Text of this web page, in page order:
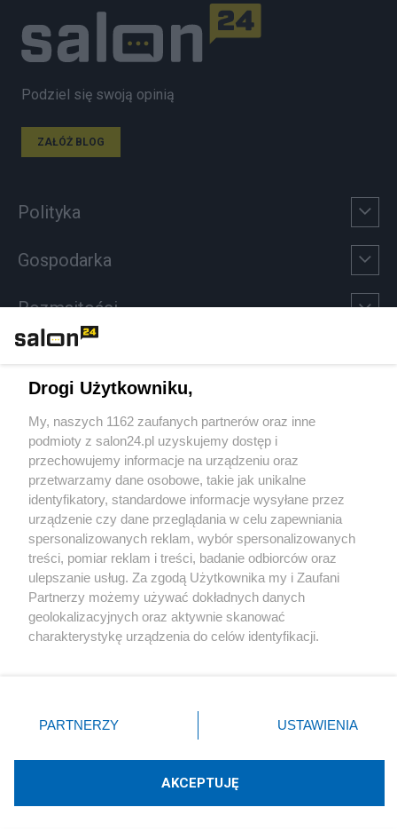
Podziel się swoją opinią
ZAŁÓŻ BLOG
Polityka
Gospodarka
Rozmaitości
Sport
Społeczeństwo
Kultura
X Facebook Instagram Youtube
Technologię dostarcza:W3media.pl
Drogi Użytkowniku,
My, naszych 1162 zaufanych partnerów oraz inne
podmioty z salon24.pl uzyskujemy dostęp i
przechowujemy informacje na urządzeniu oraz
przetwarzamy dane osobowe, takie jak unikalne
identyfikatory, standardowe informacje wysyłane przez
urządzenie czy dane przeglądania w celu zapewniania
spersonalizowanych reklam, wybór spersonalizowanych
treści, pomiar reklam i treści, badanie odbiorców oraz
ulepszanie usług. Za zgodą Użytkownika my i Zaufani
Partnerzy możemy używać dokładnych danych
geolokalizacyjnych oraz aktywnie skanować
charakterystykę urządzenia do celów identyfikacji.
zmienić/wycofać klikając przycisk ustawień prywatności
znajdujący się w lewym dolnym rogu strony
rodzaje przetwarzania danych nie wymagają zgody
użytkownika, ale masz prawo sprzeciwić się takiemu
PARTNERZY USTAWIENIA
AKCEPTUJĘ